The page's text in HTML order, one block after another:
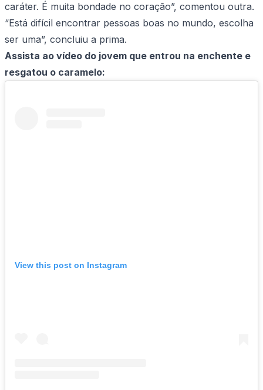
caráter. É muita bondade no coração”, comentou outra.
“Está difícil encontrar pessoas boas no mundo, escolha
ser uma”, concluiu a prima.
Assista ao vídeo do jovem que entrou na enchente e
resgatou o caramelo:
View this post on Instagram